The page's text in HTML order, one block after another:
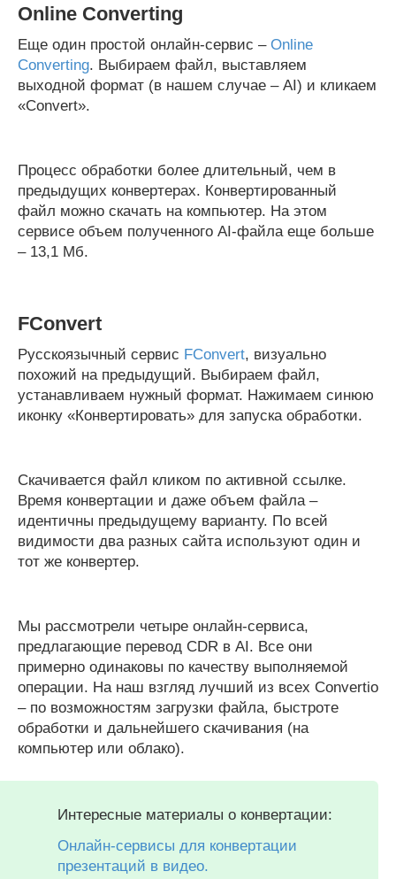
Online Converting
Еще один простой онлайн-сервис – Online
Converting. Выбираем файл, выставляем
выходной формат (в нашем случае – AI) и кликаем
«Convert».
Процесс обработки более длительный, чем в
предыдущих конвертерах. Конвертированный
файл можно скачать на компьютер. На этом
сервисе объем полученного AI-файла еще больше
– 13,1 Мб.
FConvert
Русскоязычный сервис FConvert, визуально
похожий на предыдущий. Выбираем файл,
устанавливаем нужный формат. Нажимаем синюю
иконку «Конвертировать» для запуска обработки.
Скачивается файл кликом по активной ссылке.
Время конвертации и даже объем файла –
идентичны предыдущему варианту. По всей
видимости два разных сайта используют один и
тот же конвертер.
Мы рассмотрели четыре онлайн-сервиса,
предлагающие перевод CDR в AI. Все они
примерно одинаковы по качеству выполняемой
операции. На наш взгляд лучший из всех Convertio
– по возможностям загрузки файла, быстроте
обработки и дальнейшего скачивания (на
компьютер или облако).
Интересные материалы о конвертации:
Онлайн-сервисы для конвертации
презентаций в видео.